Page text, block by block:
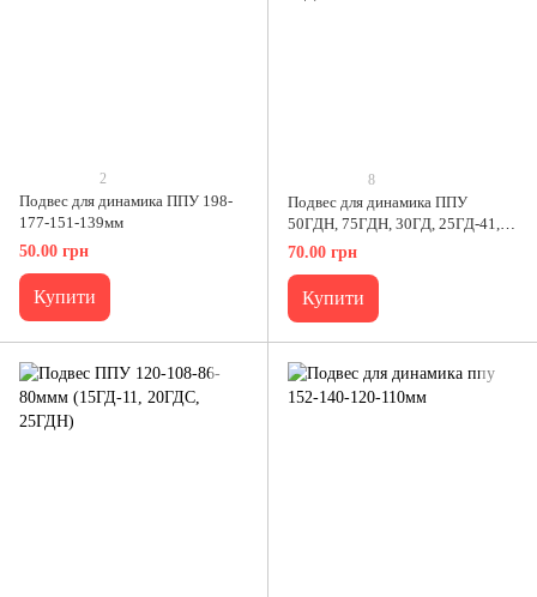
2
Подвес для динамика ППУ 198-
177-151-139мм
50.00 грн
Купити
8
Подвес для динамика ППУ
50ГДН, 75ГДН, 30ГД, 25ГД-41,
8ГД-1
70.00 грн
Купити